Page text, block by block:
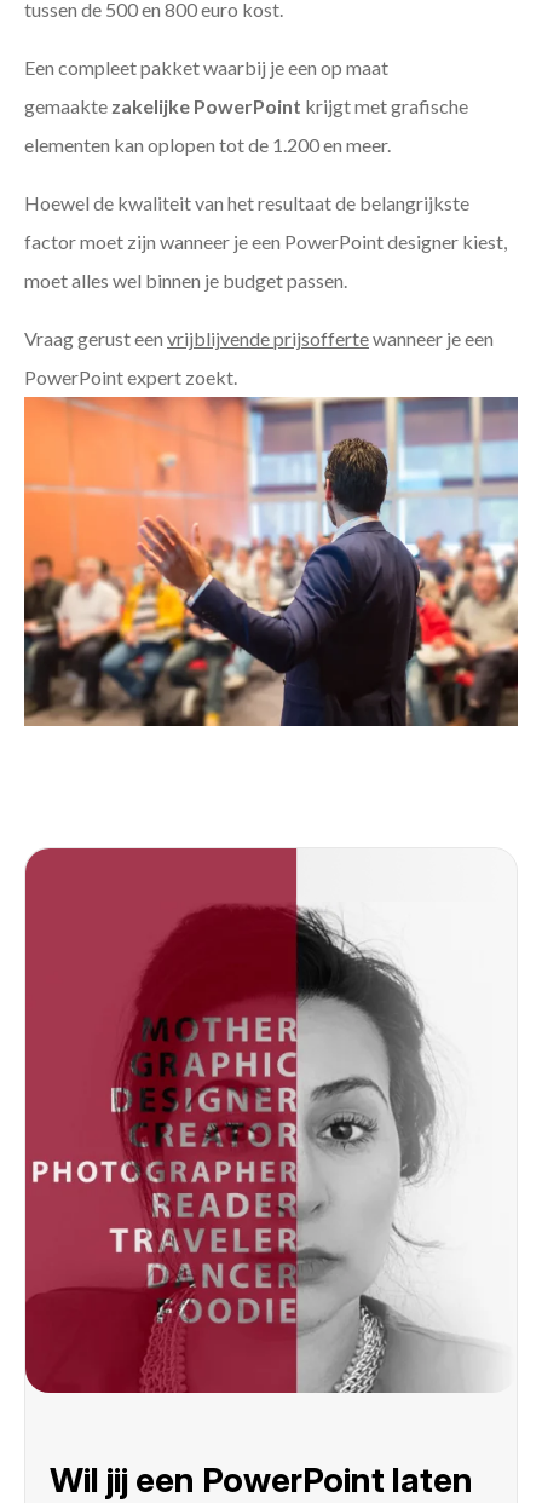
tussen de 500 en 800 euro kost.
Een compleet pakket waarbij je een op maat
gemaakte zakelijke PowerPoint krijgt met grafische
elementen kan oplopen tot de 1.200 en meer.
Hoewel de kwaliteit van het resultaat de belangrijkste
factor moet zijn wanneer je een PowerPoint designer kiest,
moet alles wel binnen je budget passen.
Vraag gerust een vrijblijvende prijsoffertewanneer je een
PowerPoint expert zoekt.
Wil jij een PowerPoint laten